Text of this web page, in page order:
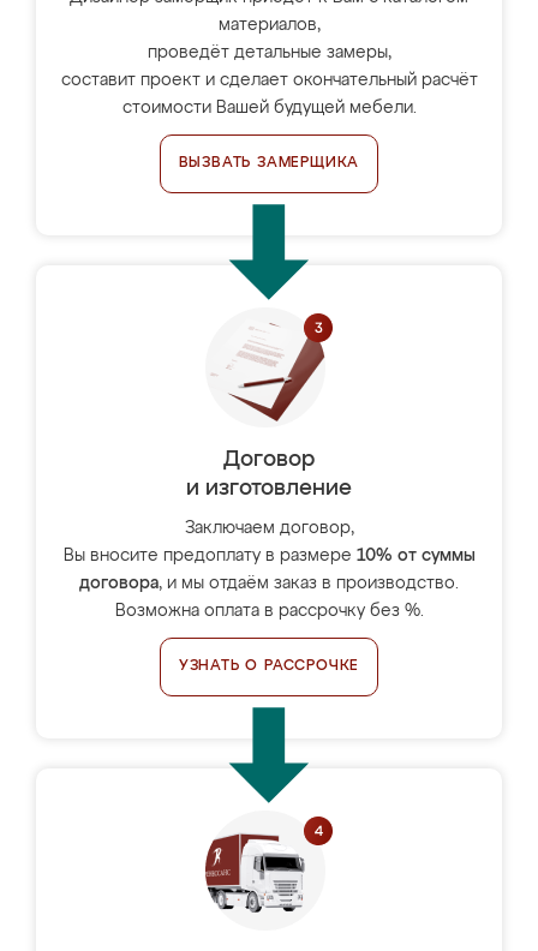
материалов,
проведёт детальные замеры,
составит проект и сделает окончательный расчёт
стоимости Вашей будущей мебели.
ВЫЗВАТЬ ЗАМЕРЩИКА
Договор
и изготовление
Заключаем договор,
Вы вносите предоплату в размере 10% от суммы
договора, и мы отдаём заказ в производство.
Возможна оплата в рассрочку без %.
УЗНАТЬ О РАССРОЧКЕ